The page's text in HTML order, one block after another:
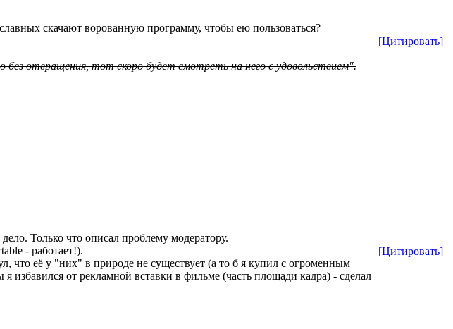
[Цитировать]
скачают ворованную программу, чтобы ею пользоваться?
отвращения, тот скоро будет смотреть на него с удовольствием".
[Цитировать]
Только что описал проблему модератору.
- работает!).
что её у "них" в природе не существует (а то б я купил с огроменным
избавился от рекламной вставки в фильме (часть площади кадра) - сделал